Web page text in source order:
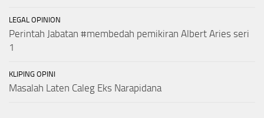
LEGAL OPINION
Perintah Jabatan #membedah pemikiran Albert Aries seri
1
KLIPING OPINI
Masalah Laten Caleg Eks Narapidana